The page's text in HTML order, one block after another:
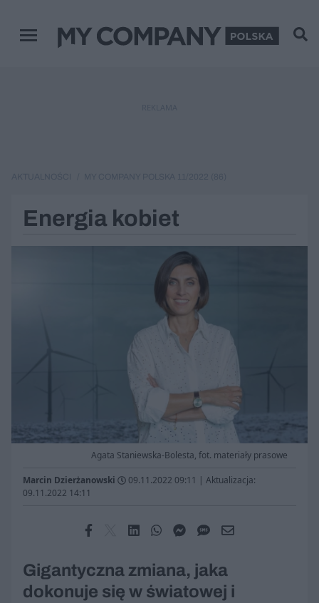
Menu główne
Energia kobiet
Agata Staniewska-Bolesta, fot. materiały prasowe
Marcin Dzierżanowski 09.11.2022 09:11 | Aktualizacja:
09.11.2022 14:11
Gigantyczna zmiana, jaka
dokonuje się w światowej i